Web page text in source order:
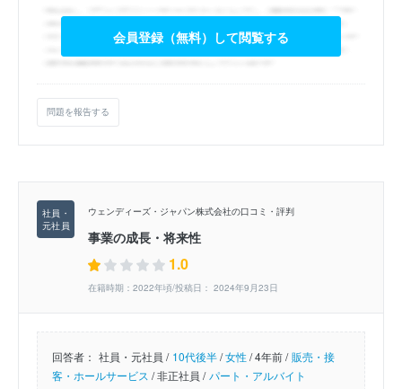
会員登録（無料）して閲覧する
問題を報告する
ウェンディーズ・ジャパン株式会社の口コミ・評判
事業の成長・将来性
1.0
在籍時期：2022年頃/投稿日： 2024年9月23日
回答者： 社員・元社員 / 10代後半/女性/4年前 / 販売・接
客・ホールサービス /非正社員 / パート・アルバイト